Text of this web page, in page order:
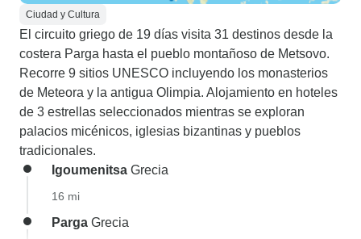
Ciudad y Cultura
El circuito griego de 19 días visita 31 destinos desde la
costera Parga hasta el pueblo montañoso de Metsovo.
Recorre 9 sitios UNESCO incluyendo los monasterios
de Meteora y la antigua Olimpia. Alojamiento en hoteles
de 3 estrellas seleccionados mientras se exploran
palacios micénicos, iglesias bizantinas y pueblos
tradicionales.
Igoumenitsa Grecia
16 mi
Parga Grecia